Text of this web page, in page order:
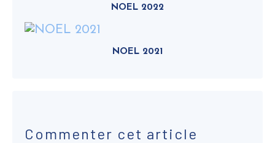
NOEL 2022
NOEL 2021
Commenter cet article